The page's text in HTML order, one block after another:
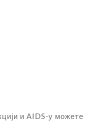
и AIDS-у можете